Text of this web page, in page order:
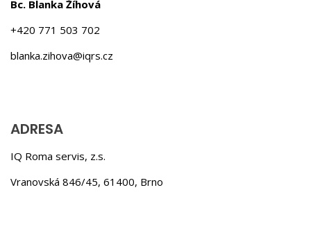
Bc. Blanka Žíhová
+420 771 503 702
blanka.zihova@iqrs.cz
ADRESA
IQ Roma servis, z.s.
Vranovská 846/45, 61400, Brno